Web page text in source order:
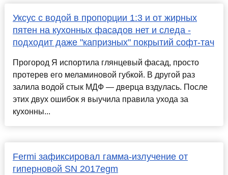
Уксус с водой в пропорции 1:3 и от жирных
пятен на кухонных фасадов нет и следа -
подходит даже "капризных" покрытий софт-тач
Прогород Я испортила глянцевый фасад, просто
протерев его меламиновой губкой. В другой раз
залила водой стык МДФ — дверца вздулась. После
этих двух ошибок я выучила правила ухода за
кухонны...
Fermi зафиксировал гамма-излучение от
гиперновой SN 2017egm